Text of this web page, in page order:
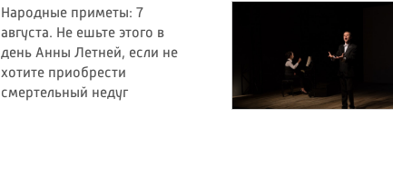
Народные приметы: 7
августа. Не ешьте этого в
день Анны Летней, если не
хотите приобрести
смертельный недуг